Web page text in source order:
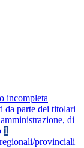
incompleta
da parte dei titolari
di
1
provinciali